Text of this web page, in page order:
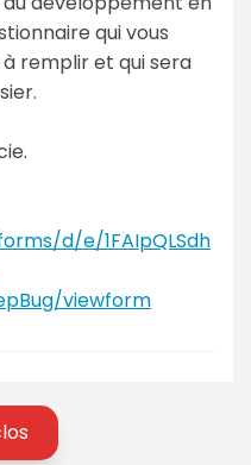
qui vous
remplir et qui sera
d/e/1FAIpQLSdh
viewform